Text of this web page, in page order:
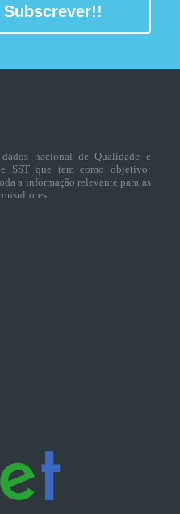
Subscrever!!
nacional de Qualidade e
e SST que tem como objetivo:
a informação relevante para as